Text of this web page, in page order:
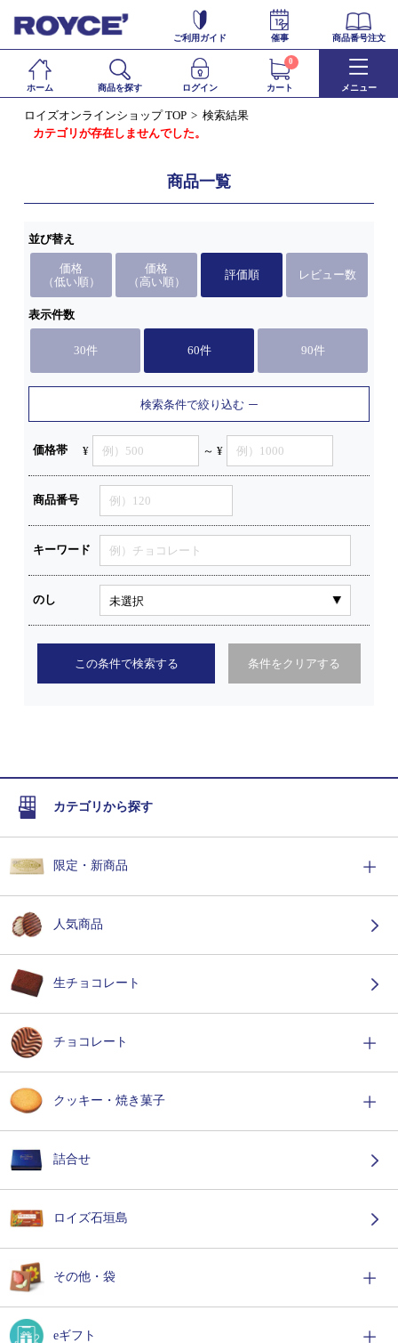
ご利用ガイド 催事 商品番号注文
ホーム 商品を探す ログイン カート
0
メニュー
ロイズオンラインショップ TOP
検索結果
カテゴリが存在しませんでした。
商品一覧
並び替え
価格
（低い順）
価格
（高い順）
評価順 レビュー数
表示件数
30件 60件 90件
検索条件で絞り込む
価格帯 ¥ ～ ¥
商品番号
キーワード
のし
この条件で検索する 条件をクリアする
カテゴリから探す
限定・新商品
人気商品
生チョコレート
チョコレート
クッキー・焼き菓子
詰合せ
ロイズ石垣島
その他・袋
eギフト